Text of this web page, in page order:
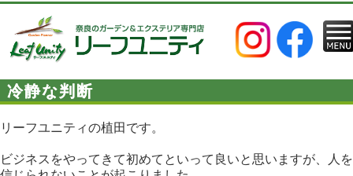
冷静な判断
リーフユニティの植田です。
ビジネスをやってきて初めてといって良いと思いますが、人を